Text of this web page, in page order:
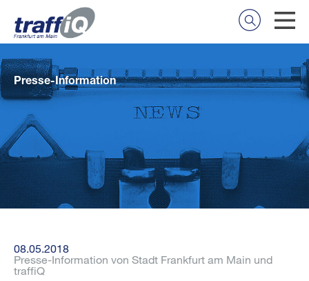
Presse-Information
08.05.2018
Presse-Information von Stadt Frankfurt am Main und
traffiQ